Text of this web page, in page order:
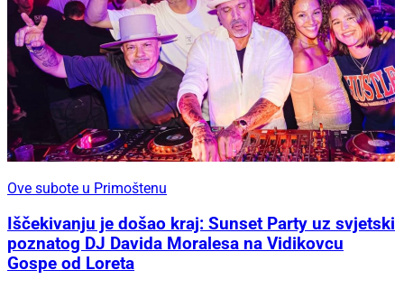
Ove subote u Primoštenu
Iščekivanju je došao kraj: Sunset Party uz svjetski
poznatog DJ Davida Moralesa na Vidikovcu
Gospe od Loreta